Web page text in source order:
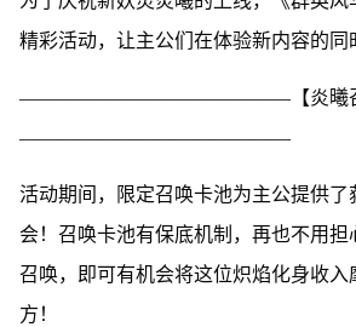
精彩活动，让主公们在体验新内容的同
——————————————【炎曦召
——————————————
活动期间，限定召唤卡池为主公提供了
会！召唤卡池有保底机制，再也不用担
召唤，即可有机会将这位炽焰化身收入
方！